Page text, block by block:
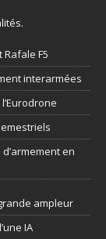
.
F5
interarmées
en
ampleur
IA